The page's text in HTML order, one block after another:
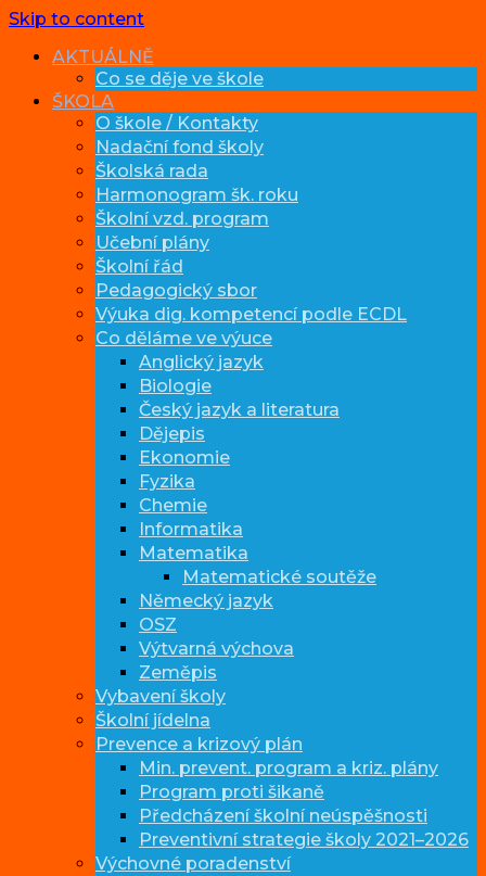
Skip to content
AKTUÁLNĚ
Co se děje ve škole
ŠKOLA
O škole / Kontakty
Nadační fond školy
Školská rada
Harmonogram šk. roku
Školní vzd. program
Učební plány
Školní řád
Pedagogický sbor
Výuka dig. kompetencí podle ECDL
Co děláme ve výuce
Anglický jazyk
Biologie
Český jazyk a literatura
Dějepis
Ekonomie
Fyzika
Chemie
Informatika
Matematika
Matematické soutěže
Německý jazyk
OSZ
Výtvarná výchova
Zeměpis
Vybavení školy
Školní jídelna
Prevence a krizový plán
Min. prevent. program a kriz. plány
Program proti šikaně
Předcházení školní neúspěšnosti
Preventivní strategie školy 2021–2026
Výchovné poradenství